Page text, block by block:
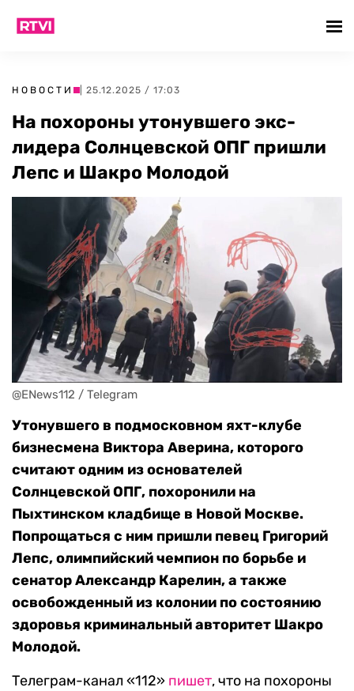
НОВОСТИ | 25.12.2025 / 17:03
На похороны утонувшего экс-
лидера Солнцевской ОПГ пришли
Лепс и Шакро Молодой
@ENews112 / Telegram
Утонувшего в подмосковном яхт-клубе
бизнесмена Виктора Аверина, которого
считают одним из основателей
Солнцевской ОПГ, похоронили на
Пыхтинском кладбище в Новой Москве.
Попрощаться с ним пришли певец Григорий
Лепс, олимпийский чемпион по борьбе и
сенатор Александр Карелин, а также
освобожденный из колонии по состоянию
здоровья криминальный авторитет Шакро
Молодой.
Телеграм-канал «112» пишет, что на похороны